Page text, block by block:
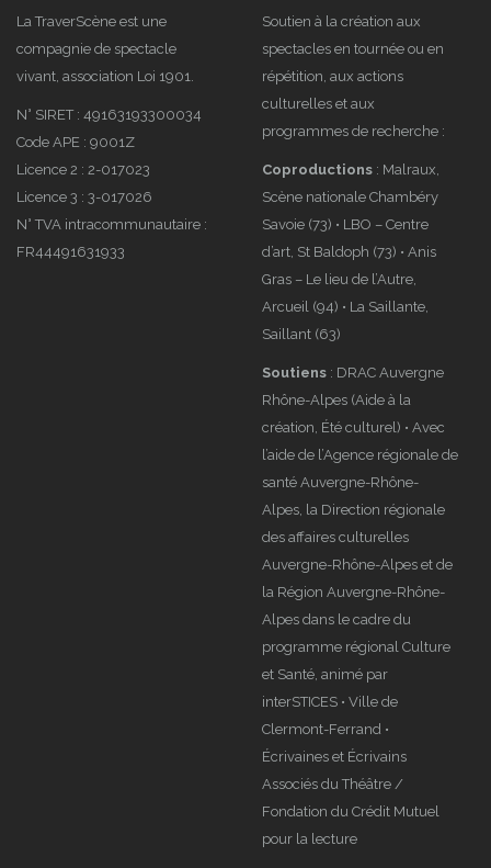
« Cambodge,
Se souvenir
des images »
FRRRAGILE,
retour en
images
2022 : « Je
t’aime
Newsletter
de
septembre
2022
La TraverScène est une
compagnie de spectacle
vivant, association Loi 1901.
N° SIRET : 49163193300034
Code APE : 9001Z
Licence 2 : 2-017023
Licence 3 : 3-017026
N° TVA intracommunautaire :
FR44491631933
Soutien à la création aux
spectacles en tournée ou en
répétition, aux actions
culturelles et aux
programmes de recherche :
Coproductions : Malraux,
Scène nationale Chambéry
Savoie (73) • LBO – Centre
d’art, St Baldoph (73) • Anis
Gras – Le lieu de l’Autre,
Arcueil (94) • La Saillante,
Saillant (63)
Soutiens : DRAC Auvergne
Rhône-Alpes (Aide à la
création, Été culturel) • Avec
l’aide de l’Agence régionale de
santé Auvergne-Rhône-
Alpes, la Direction régionale
des affaires culturelles
Auvergne-Rhône-Alpes et de
la Région Auvergne-Rhône-
Alpes dans le cadre du
programme régional Culture
et Santé, animé par
interSTICES • Ville de
Clermont-Ferrand •
Écrivaines et Écrivains
Associés du Théâtre /
Fondation du Crédit Mutuel
pour la lecture